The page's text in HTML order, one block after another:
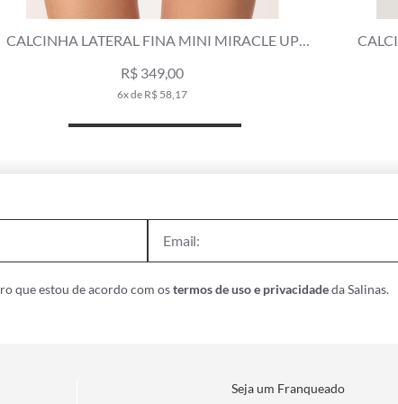
CALCINHA ALTA CANELADO SCULPT PRETO
R$ 319,00
6x de R$ 53,17
que estou de acordo com ostermos de uso e privacidadeda Salinas.
Seja um Franqueado